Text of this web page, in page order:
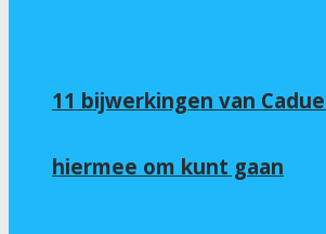
11 bijwerkingen van
hiermee om kunt gaan